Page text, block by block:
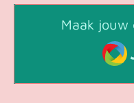
Maak jouw